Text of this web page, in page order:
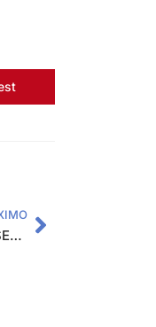
EDITAL 26/2025 – EDITAL DE PROCESSO SELETIVO SIMPLIFICADO PARA CONTRATAÇÃO TEMPORÁRIA DE INSTRUTORES EXTERNOS PARA ATENDER O PROJETO CAPACITA EM REDE (Regionais Sul e Oeste 1)